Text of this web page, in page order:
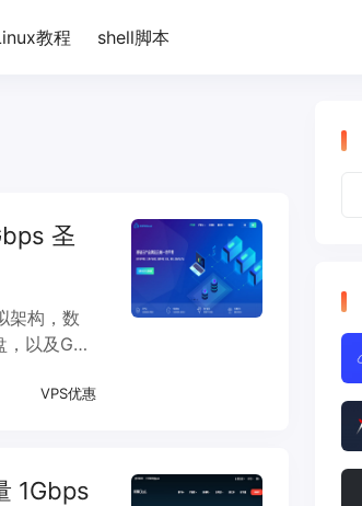
教程 shell脚本
圣
架构，数
以及G口
VPS优惠
1Gbps